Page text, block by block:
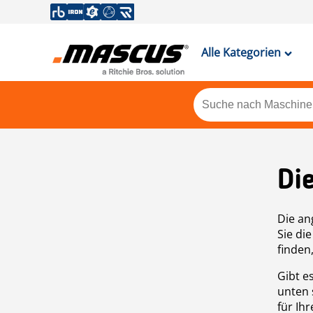
Alle Kategorien
Die
Sie
Gibt
unten
für